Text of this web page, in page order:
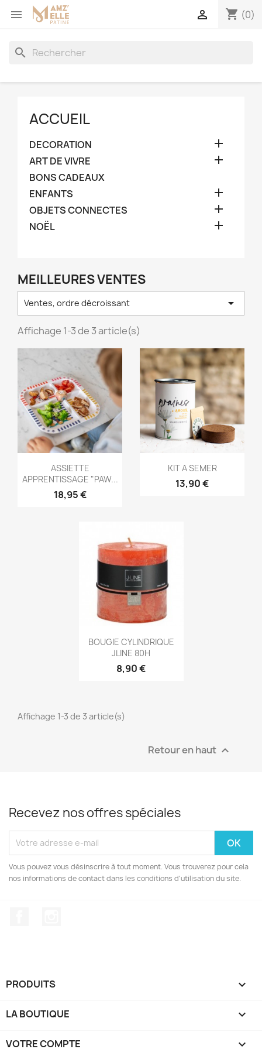
 shopping_cart (0)

search
ACCUEIL
DECORATION 
ART DE VIVRE 
BONS CADEAUX
ENFANTS

OBJETS CONNECTES 
NOËL 
MEILLEURES VENTES
Ventes, ordre décroissant 
Affichage 1-3 de 3 article(s)
Aperçu rapide
ASSIETTE
APPRENTISSAGE "PAW...
18,95 €
Aperçu rapide
KIT A SEMER
13,90 €
Aperçu rapide
BOUGIE CYLINDRIQUE
JLINE 80H
8,90 €
Affichage 1-3 de 3 article(s)
Retour en haut 
Recevez nos offres spéciales
Vous pouvez vous désinscrire à tout moment. Vous trouverez pour cela
nos informations de contact dans les conditions d'utilisation du site.
PRODUITS 
LA BOUTIQUE 
VOTRE COMPTE 